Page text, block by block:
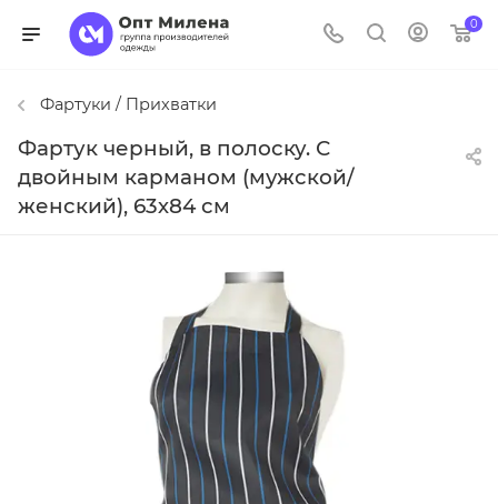
0
Фартуки / Прихватки
Фартук черный, в полоску. С
двойным карманом (мужской/
женский), 63х84 см